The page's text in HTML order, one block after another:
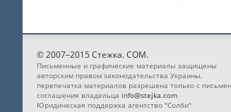
© 2007–2015 Стежка. COM.
Письменные и графические материалы защищены
авторским правом законодательства Украины,
перепечатка материалов разрешена только с
соглашения владельца info@stejka.com
Юридическая поддержка агентство "Солби"